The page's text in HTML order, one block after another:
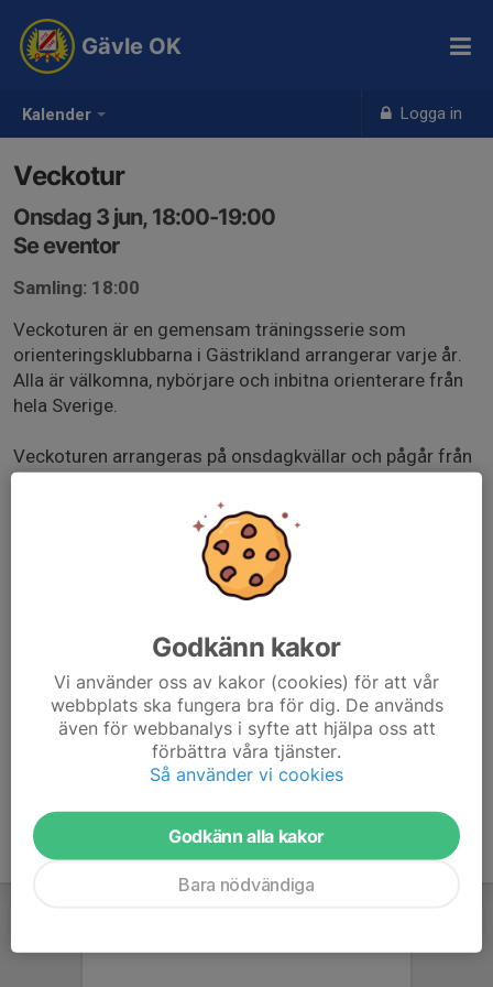
Kalender Logga in
Gävle OK
Veckotur
Onsdag 3 jun, 18:00-19:00
Se eventor
Samling: 18:00
Veckoturen är en gemensam träningsserie som
orienteringsklubbarna i Gästrikland arrangerar varje år.
Alla är välkomna, nybörjare och inbitna orienterare från
hela Sverige.
Veckoturen arrangeras på onsdagkvällar och pågår från
eventor.orientering.se/Events?
organisations=10&competitionTypes=level1%2Clevel2%
2Clevel3%2Clevel4%2Clevelweekly&classifications=Inte
rnational%2CNational%2CChampionship%2CRegional%
05-01&endDate=2026-09-
30&map=false&mode=Calendar&showMyEvents=true&
cancelled=true
Godkänn kakor
Vi använder oss av kakor (cookies) för att vår
webbplats ska fungera bra för dig. De används
även för webbanalys i syfte att hjälpa oss att
förbättra våra tjänster.
Så använder vi cookies
Godkänn alla kakor
Bara nödvändiga